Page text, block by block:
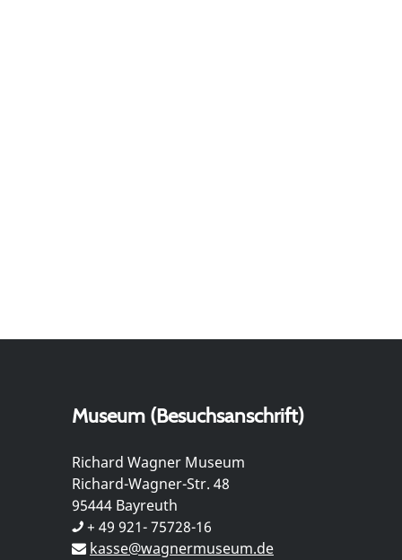
Museum (Besuchsanschrift)
Richard Wagner Museum
Richard-Wagner-Str. 48
95444 Bayreuth
+ 49 921- 75728-16
kasse@wagnermuseum.de